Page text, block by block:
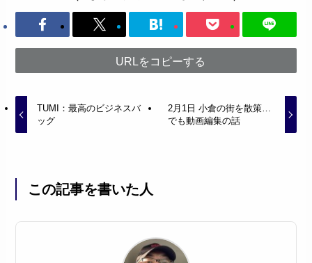
URLをコピーする
TUMI：最高のビジネスバ
ッグ
2月1日 小倉の街を散策…
でも動画編集の話
この記事を書いた人